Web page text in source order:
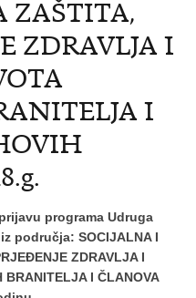
ZAŠTITA,
ZDRAVLJA I
I
programa Udruga
područja: SOCIJALNA I
ZDRAVLJA I
BRANITELJA I ČLANOVA